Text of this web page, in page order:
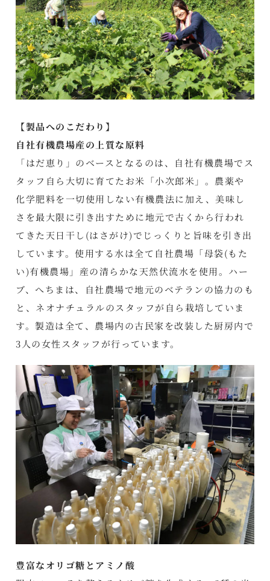
【製品へのこだわり】
自社有機農場産の上質な原料
「はだ恵り」のベースとなるのは、自社有機農場でス
タッフ自ら大切に育てたお米「小次郎米」。農薬や
化学肥料を一切使用しない有機農法に加え、美味し
さを最大限に引き出すために地元で古くから行われ
てきた天日干し(はさがけ)でじっくりと旨味を引き出
しています。使用する水は全て自社農場「母袋(もた
い)有機農場」産の清らかな天然伏流水を使用。ハー
ブ、へちまは、自社農場で地元のベテランの協力のも
と、ネオナチュラルのスタッフが自ら栽培していま
す。製造は全て、農場内の古民家を改装した厨房内で
3人の女性スタッフが行っています。
豊富なオリゴ糖とアミノ酸